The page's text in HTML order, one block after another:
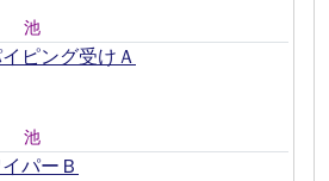
池
ピング受けＡ
池
パーＢ